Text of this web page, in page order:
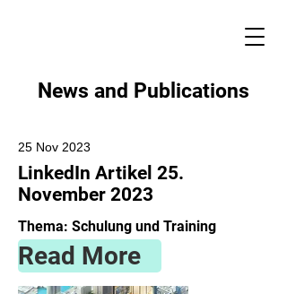
News and Publications
25 Nov 2023
LinkedIn Artikel 25.
November 2023
Thema: Schulung und Training
Read More